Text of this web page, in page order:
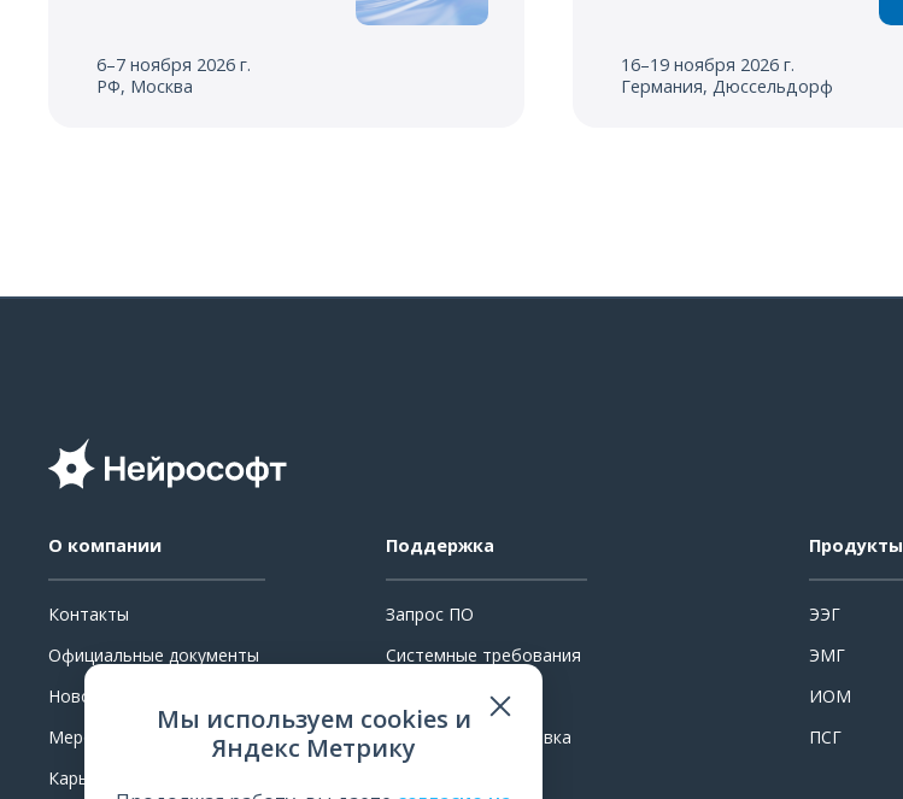
6–7 ноября 2026 г.
РФ, Москва
16–19 ноября 2026 г.
Германия, Дюссельдорф
О компании
Контакты
Официальные документы
Новости
Мероприятия
Карьера
Поддержка
Запрос ПО
Системные требования
Поверка и калибровка
Продукты
ЭЭГ
ЭМГ
ИОМ
ПСГ
Мы используем cookies и
Яндекс Метрику